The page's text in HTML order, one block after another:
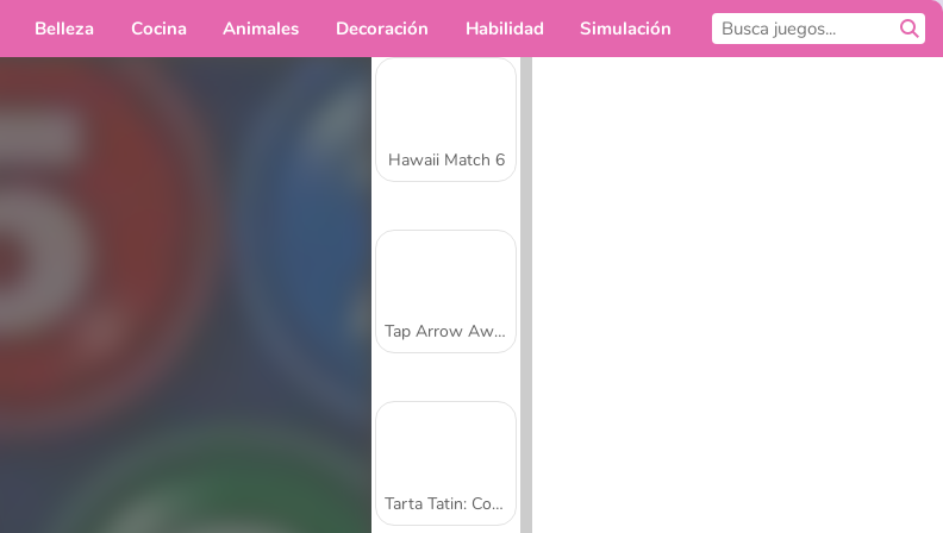
Belleza Cocina Animales Decoración Habilidad Simulación
Hawaii Match 6
Tap Arrow Away
Tarta Tatin: Cocina con Sara